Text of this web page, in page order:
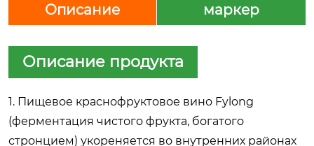
Описание маркер
Описание продукта
1. Пищевое краснофруктовое вино Fylong
(ферментация чистого фрукта, богатого
стронцием) укореняется во внутренних районах